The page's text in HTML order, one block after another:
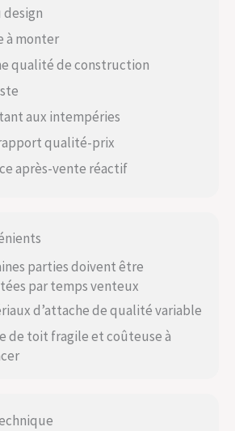
à monter
qualité de construction
aux intempéries
qualité-prix
après-vente réactif
parties doivent être
par temps venteux
d’attache de qualité variable
de toit fragile et coûteuse à